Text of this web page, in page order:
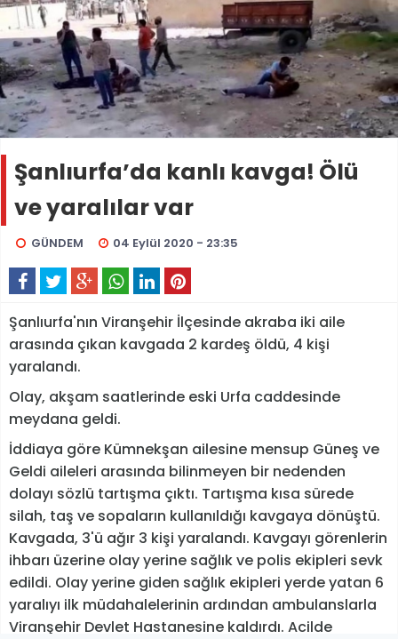
Şanlıurfa’da kanlı kavga! Ölü
ve yaralılar var
GÜNDEM 04 Eylül 2020 - 23:35
Şanlıurfa'nın Viranşehir İlçesinde akraba iki aile
arasında çıkan kavgada 2 kardeş öldü, 4 kişi
yaralandı.
Olay, akşam saatlerinde eski Urfa caddesinde
meydana geldi.
İddiaya göre Kümnekşan ailesine mensup Güneş ve
Geldi aileleri arasında bilinmeyen bir nedenden
dolayı sözlü tartışma çıktı. Tartışma kısa sürede
silah, taş ve sopaların kullanıldığı kavgaya dönüştü.
Kavgada, 3'ü ağır 3 kişi yaralandı. Kavgayı görenlerin
ihbarı üzerine olay yerine sağlık ve polis ekipleri sevk
edildi. Olay yerine giden sağlık ekipleri yerde yatan 6
yaralıyı ilk müdahalelerinin ardından ambulanslarla
Viranşehir Devlet Hastanesine kaldırdı. Acilde